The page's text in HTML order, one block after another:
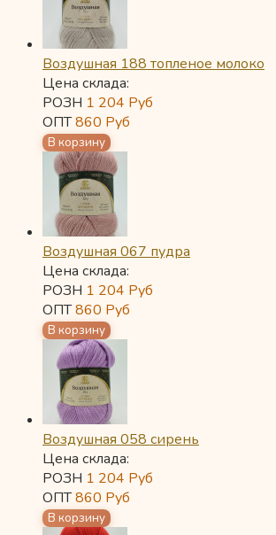
Воздушная 188 топленое молоко
Цена склада:
РОЗН 1 204 Руб
ОПТ860 Руб
Воздушная 067 пудра
Цена склада:
РОЗН 1 204 Руб
ОПТ860 Руб
Воздушная 058 сирень
Цена склада:
РОЗН 1 204 Руб
ОПТ860 Руб